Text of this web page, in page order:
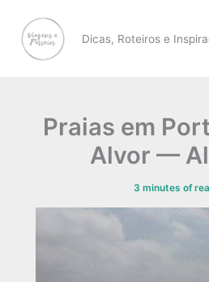
content
Dicas, Roteiros e
Praias em
Alvor —
3 minutes of